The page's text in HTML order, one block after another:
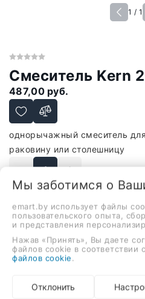
1 / 1
Смеситель Kern
487,00 руб.
однорычажный смеситель
раковину или столешницу
- +
Описание
однорычажный смеситель
раковину или столешницу
Мы заботимся о
emart.by использует файлы
пользовательского опыта,
и представления
Нажав «Принять», Вы даете
файлов cookie в соответствии с
файлов cookie
Отклонить